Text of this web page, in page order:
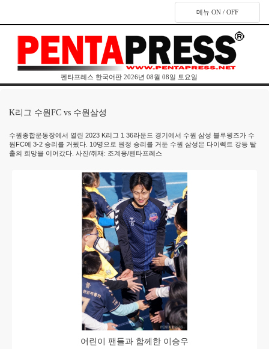
메뉴 ON / OFF
펜타프레스 한국어판 2026년 08월 08일 토요일
K리그 수원FC vs 수원삼성
수원종합운동장에서 열린 2023 K리그 1 36라운드 경기에서 수원 삼성 블루윙즈가 수
원FC에 3-2 승리를 거뒀다. 10명으로 원정 승리를 거둔 수원 삼성은 다이렉트 강등 탈
출의 희망을 이어갔다. 사진/취재: 조계웅/펜타프레스
어린이 팬들과 함께한 이승우